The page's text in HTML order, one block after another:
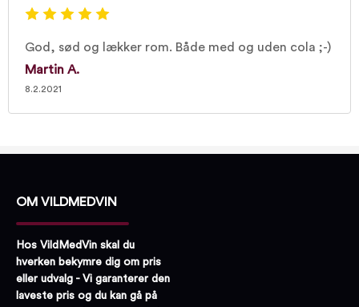
God, sød og lækker rom. Både med og uden cola ;-)
Martin A.
8.2.2021
OM VILDMEDVIN
Hos VildMedVin skal du
hverken bekymre dig om pris
eller udvalg - Vi garanterer den
laveste pris og du kan gå på